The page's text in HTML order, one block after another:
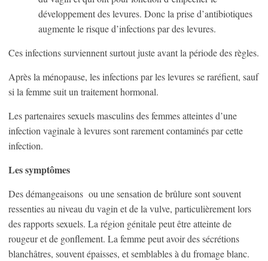
développement des levures. Donc la prise d’antibiotiques
augmente le risque d’infections par des levures.
Ces infections surviennent surtout juste avant la période des règles.
Après la ménopause, les infections par les levures se raréfient, sauf
si la femme suit un traitement hormonal.
Les partenaires sexuels masculins des femmes atteintes d’une
infection vaginale à levures sont rarement contaminés par cette
infection.
Les symptômes
Des démangeaisons ou une sensation de brûlure sont souvent
ressenties au niveau du vagin et de la vulve, particulièrement lors
des rapports sexuels. La région génitale peut être atteinte de
rougeur et de gonflement. La femme peut avoir des sécrétions
blanchâtres, souvent épaisses, et semblables à du fromage blanc.